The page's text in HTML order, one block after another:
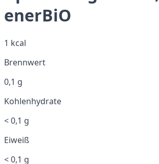
enerBiO
1 kcal
Brennwert
0,1 g
Kohlenhydrate
< 0,1 g
Eiweiß
< 0,1 g